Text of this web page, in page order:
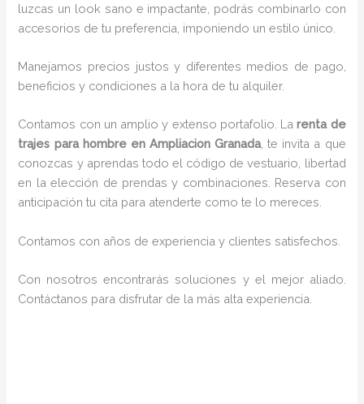
luzcas un look sano e impactante, podrás combinarlo con
accesorios de tu preferencia, imponiendo un estilo único.
Manejamos precios justos y diferentes medios de pago,
beneficios y condiciones a la hora de tu alquiler.
Contamos con un amplio y extenso portafolio. Larenta de
trajes para hombre en Ampliacion Granada, te invita a que
conozcas y aprendas todo el código de vestuario, libertad
en la elección de prendas y combinaciones. Reserva con
anticipación tu cita para atenderte como te lo mereces.
Contamos con años de experiencia y clientes satisfechos.
Con nosotros encontrarás soluciones y el mejor aliado.
Contáctanos para disfrutar de la más alta experiencia.